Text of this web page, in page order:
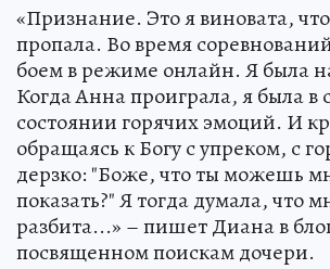
«Признание. Это я виновата,
пропала. Во время
боем в режиме онлайн. Я была
Когда Анна проиграла, я была
состоянии горячих эмоций. И
обращаясь к Богу с упреком, с
дерзко: "Боже, что ты можешь
показать?" Я тогда думала, что
разбита...» – пишет Диана в
посвященном поискам дочери.